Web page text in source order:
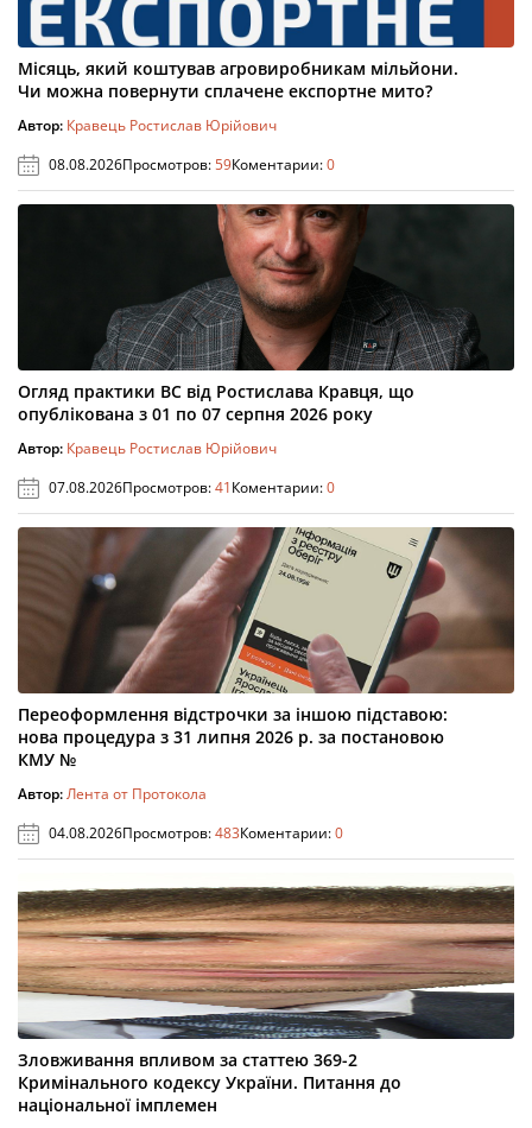
Місяць, який коштував агровиробникам мільйони.
Чи можна повернути сплачене експортне мито?
Автор: Кравець Ростислав Юрійович
08.08.2026Просмотров:59Коментарии:0
Огляд практики ВС від Ростислава Кравця, що
опублікована з 01 по 07 серпня 2026 року
Автор: Кравець Ростислав Юрійович
07.08.2026Просмотров:41Коментарии:0
Переоформлення відстрочки за іншою підставою:
нова процедура з 31 липня 2026 р. за постановою
КМУ №
Автор:Лента от Протокола
04.08.2026Просмотров:483Коментарии:0
Зловживання впливом за статтею 369-2
Кримінального кодексу України. Питання до
національної імплемен